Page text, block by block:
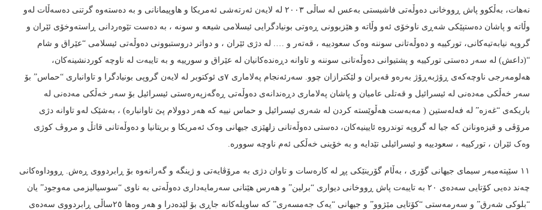
نەهات، بەڵکوو پاش ڕووخانی دەوڵەتی فاشیستی بەعس لە ساڵی ٢٠٠٣ لە لایەن ئەرتەشی ئەمریکا و هاوپیمانانی و بە دەستەوە گرتنی دەسەڵات لەو
وڵاتە و پاشان دەستپێکی شەڕی ناوخۆی ئەو وڵاتە و هێزبوونی ڕەوتی بونیادگرایی ئیسلامی شیعە و سونە ، بە دەست تێوەردانی ڕاستەوخۆی ئێران و
گروپە نیابەتیەکانی، تورکییە و دەوڵەتانی سوننە وەک سعودییە ، قەتەر و …. لە دژی ئێران ، و دواتر دروستبوونی دەوڵەتی ئیسلامی “عێراق و شام
“(داعش) لە سەر دەستی تورکییە و پشتیوانی دەوڵەتانی سوننە و تاوانە دڕەندەکانیان لە عێراق و سورییە و بە تایبەت لە ناوچە کوردنشینەکان،
هەلومەرجی ناوچەکەی ڕۆژبەڕۆژ بەرەو قەیران و لێکترازان چوو. سەرئەنجام پەلاماری ٧ی ئوکتوبر لە لایەن گروپی بونیادگرا و تاوانباری “حماس” بۆ
سەر خەڵکی مەدەنی لە ئیسرائیل و قەتلی عامیان و پاشان پەلاماری دڕەندانەی دەوڵەتی ڕەگەزپەرەستی ئیسرائیل بۆ سەر خەڵکی مەدەنی لە
باریکەی “غەزە” لە فەلەستین ( مەبەست هەڵوێستە کردن لە شەری ئیسرائیل و حماس نییە کە هەر دوولام پێ تاوانبارە) ، بەشێک لەو تاوانە دژی
مرۆڤی و قیزەونانن کە جیا لە گروپە توندروە ئایینیەکان، دەستی دەوڵەتانی زلهێزی جیهانی وەک ئەمریکا و بریتانیا و دەوڵەتانی قاتڵ و مروڤ کوژی
وەک ئێران ، تورکییە ، سعودییە و ئیسرائیلی تێدایە و بە خۆینی خەڵکی ئەم ناوچە سوورە.
١١ سێپتەمبەر سیمای جیهانی گۆری ، بەڵام گۆرینێکی پڕ لە کارەسات و تاوان دژی بە مرۆڤایەتی و ژینگە و گەرانەوە بۆ ڕابردووی ڕەش. ڕووداوەکانی
چەند دەیی کۆتایی سەدەی ٢٠ بە تایبەت پاش ڕووخانی دیواری “برلین” و هەرس هێنانی سەرمایەداری دەوڵەتی بە ناوی “سوسیالیزمی مەوجود” یان
“بلوکی شەرق” و سەرمەستی “کۆتایی مێژوو” و جیهانی “یەک جەمسەری” کە ساویلەکانە جاڕی بۆ لێدەدرا و هەر وەها ٢٥ساڵی ڕابردووی سەدەی